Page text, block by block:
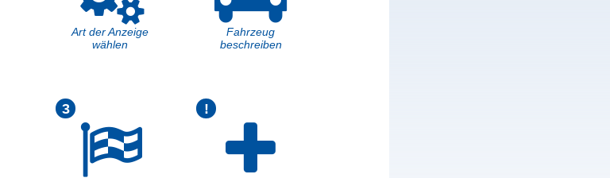
Art der Anzeige
wählen
Fahrzeug
beschreiben
3 !